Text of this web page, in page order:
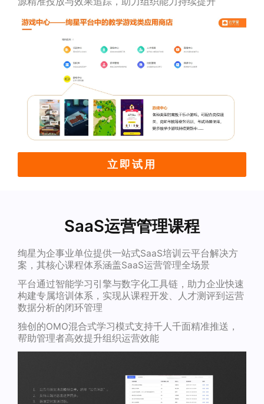
立即试用
SaaS运营管理课程
绚星为企事业单位提供一站式SaaS培训云平台解决方
案，其核心课程体系涵盖SaaS运营管理全场景
平台通过智能学习引擎与数字化工具链，助力企业快速
构建专属培训体系，实现从课程开发、人才测评到运营
数据分析的闭环管理
独创的OMO混合式学习模式支持千人千面精准推送，
帮助管理者高效提升组织运营效能